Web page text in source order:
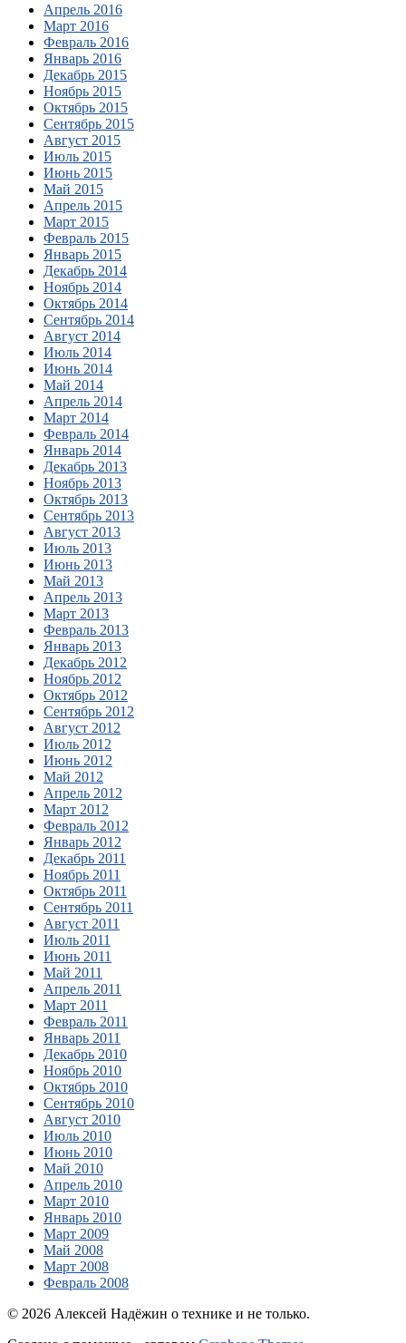
Апрель 2016
Март 2016
Февраль 2016
Январь 2016
Декабрь 2015
Ноябрь 2015
Октябрь 2015
Сентябрь 2015
Август 2015
Июль 2015
Июнь 2015
Май 2015
Апрель 2015
Март 2015
Февраль 2015
Январь 2015
Декабрь 2014
Ноябрь 2014
Октябрь 2014
Сентябрь 2014
Август 2014
Июль 2014
Июнь 2014
Май 2014
Апрель 2014
Март 2014
Февраль 2014
Январь 2014
Декабрь 2013
Ноябрь 2013
Октябрь 2013
Сентябрь 2013
Август 2013
Июль 2013
Июнь 2013
Май 2013
Апрель 2013
Март 2013
Февраль 2013
Январь 2013
Декабрь 2012
Ноябрь 2012
Октябрь 2012
Сентябрь 2012
Август 2012
Июль 2012
Июнь 2012
Май 2012
Апрель 2012
Март 2012
Февраль 2012
Январь 2012
Декабрь 2011
Ноябрь 2011
Октябрь 2011
Сентябрь 2011
Август 2011
Июль 2011
Июнь 2011
Май 2011
Апрель 2011
Март 2011
Февраль 2011
Январь 2011
Декабрь 2010
Ноябрь 2010
Октябрь 2010
Сентябрь 2010
Август 2010
Июль 2010
Июнь 2010
Май 2010
Апрель 2010
Март 2010
Январь 2010
Март 2009
Май 2008
Март 2008
Февраль 2008
© 2026 Алексей Надёжин о технике и не только.